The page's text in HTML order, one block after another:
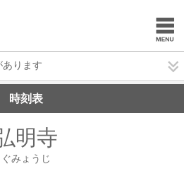
あります
時刻表
明寺
ぐみょうじ